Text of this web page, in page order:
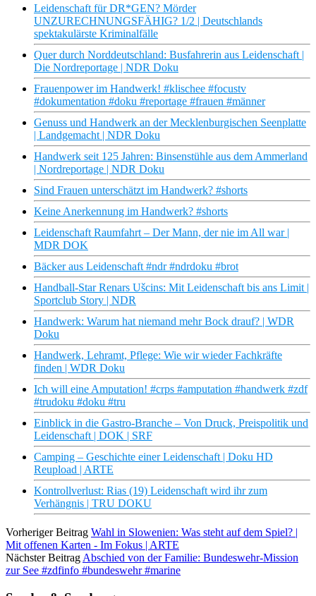
Leidenschaft für DR*GEN? Mörder
UNZURECHNUNGSFÄHIG? 1/2 | Deutschlands
spektakulärste Kriminalfälle
Quer durch Norddeutschland: Busfahrerin aus Leidenschaft |
Die Nordreportage | NDR Doku
Frauenpower im Handwerk! #klischee #focustv
#dokumentation #doku #reportage #frauen #männer
Genuss und Handwerk an der Mecklenburgischen Seenplatte
| Landgemacht | NDR Doku
Handwerk seit 125 Jahren: Binsenstühle aus dem Ammerland
| Nordreportage | NDR Doku
Sind Frauen unterschätzt im Handwerk? #shorts
Keine Anerkennung im Handwerk? #shorts
Leidenschaft Raumfahrt – Der Mann, der nie im All war |
MDR DOK
Bäcker aus Leidenschaft #ndr #ndrdoku #brot
Handball-Star Renars Ušcins: Mit Leidenschaft bis ans Limit |
Sportclub Story | NDR
Handwerk: Warum hat niemand mehr Bock drauf? | WDR
Doku
Handwerk, Lehramt, Pflege: Wie wir wieder Fachkräfte
finden | WDR Doku
Ich will eine Amputation! #crps #amputation #handwerk #zdf
#trudoku #doku #tru
Einblick in die Gastro-Branche – Von Druck, Preispolitik und
Leidenschaft | DOK | SRF
Camping – Geschichte einer Leidenschaft | Doku HD
Reupload | ARTE
Kontrollverlust: Rias (19) Leidenschaft wird ihr zum
Verhängnis | TRU DOKU
Vorheriger Beitrag Wahl in Slowenien: Was steht auf dem Spiel? |
Mit offenen Karten - Im Fokus | ARTE
Nächster Beitrag Abschied von der Familie: Bundeswehr-Mission
zur See #zdfinfo #bundeswehr #marine